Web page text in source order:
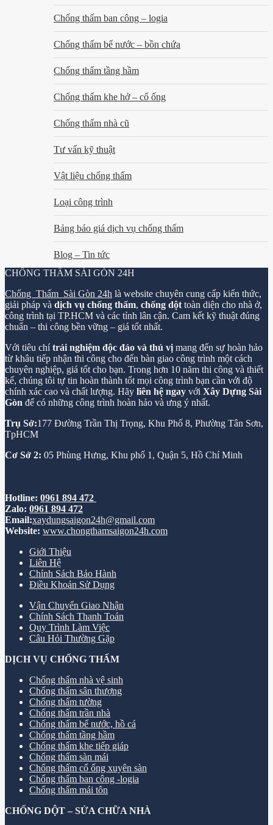
Chống thấm ban công – logia
Chống thấm bể nước – bồn chứa
Chống thấm tầng hầm
Chống thấm khe hở – cổ ống
Chống thấm nhà cũ
Tư vấn kỹ thuật
Vật liệu chống thấm
Loại công trình
Bảng báo giá dịch vụ chống thấm
Blog – Tin tức
CHỐNG THẤM SÀI GÒN 24H
Chống Thấm Sài Gòn 24h là website chuyên cung cấp kiến thức,
giải pháp và dịch vụ chống thấm, chống dột toàn diện cho nhà ở,
công trình tại TP.HCM và các tỉnh lân cận. Cam kết kỹ thuật đúng
chuẩn – thi công bền vững – giá tốt nhất.
Với tiêu chítrải nghiệm độc đáo và thú vị mang đến sự hoàn hảo
từ khâu tiếp nhận thi công cho đến bàn giao công trình một cách
chuyên nghiệp, giá tốt cho bạn. Trong hơn 10 năm thi công và thiết
kế, chúng tôi tự tin hoàn thành tốt mọi công trình bạn cần với độ
chính xác cao và chất lượng. Hãy liên hệ ngay với Xây Dựng Sài
Gòn để có những công trình hoàn hảo và ưng ý nhất.
Trụ Sở:177 Đường Trần Thị Trọng, Khu Phố 8, Phường Tân Sơn,
TpHCM
Cơ Sở 2: 05 Phùng Hưng, Khu phố 1, Quận 5, Hồ Chí Minh
Hotline: 0961 894 472
Zalo: 0961 894 472
Email:xaydungsaigon24h@gmail.com
Website: www.chongthamsaigon24h.com
Giới Thiệu
Liên Hệ
Chính Sách Bảo Hành
Điều Khoản Sử Dụng
Vận Chuyển Giao Nhận
Chính Sách Thanh Toán
Quy Trình Làm Việc
Câu Hỏi Thường Gặp
DỊCH VỤ CHỐNG THẤM
Chống thấm nhà vệ sinh
Chống thấm sân thượng
Chống thấm tường
Chống thấm trần nhà
Chống thấm bể nước, hồ cá
Chống thấm tầng hầm
Chống thấm khe tiếp giáp
Chống thấm sàn mái
Chống thấm cổ ống xuyên sàn
Chống thấm ban công -logia
Chống thấm mái tôn
CHỐNG DỘT – SỬA CHỮA NHÀ